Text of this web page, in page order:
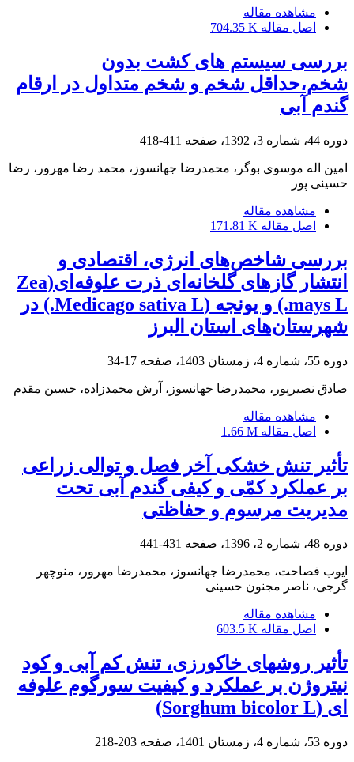
مشاهده مقاله
اصل مقاله 704.35 K
بررسی سیستم های کشت بدون
شخم،حداقل شخم و شخم متداول در ارقام
گندم آبی
دوره 44، شماره 3، 1392، صفحه 411-418
امین اله موسوی بوگر، محمدرضا جهانسوز، محمد رضا مهرور، رضا
حسینی پور
مشاهده مقاله
اصل مقاله 171.81 K
بررسی شاخص‌های انرژی، اقتصادی و
انتشار گازهای گلخانه‌ای ذرت علوفه‌ای(Zea
mays L.) و یونجه (Medicago sativa L.) در
شهرستان‌های استان البرز
دوره 55، شماره 4، زمستان 1403، صفحه 17-34
صادق نصیرپور، محمدرضا جهانسوز، آرش محمدزاده، حسین مقدم
مشاهده مقاله
اصل مقاله 1.66 M
تأثیر تنش خشکی آخر فصل و توالی زراعی
بر عملکرد کمّی و کیفی گندم آبی تحت
مدیریت مرسوم و حفاظتی
دوره 48، شماره 2، 1396، صفحه 431-441
ایوب فصاحت، محمدرضا جهانسوز، محمدرضا مهرور، منوچهر
گرجی، ناصر مجنون حسینی
مشاهده مقاله
اصل مقاله 603.5 K
تأثیر روش‬های خاک‬ورزی، تنش کم ‬آبی و کود
نیتروژن بر عملکرد و کیفیت سورگوم علوفه‬
ای (Sorghum bicolor L)
دوره 53، شماره 4، زمستان 1401، صفحه 203-218